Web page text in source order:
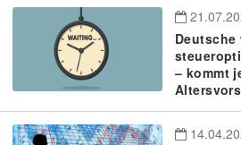
Deutsche
– kommt